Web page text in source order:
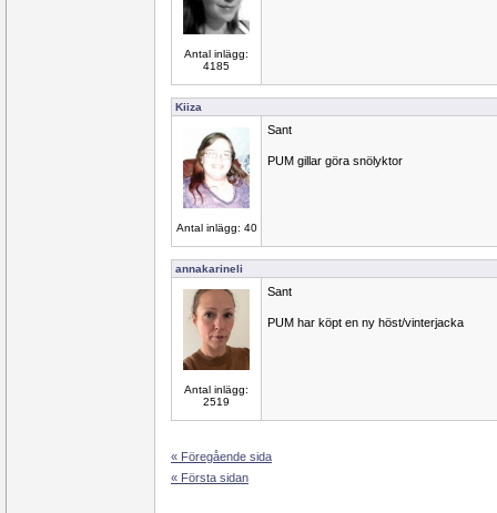
Antal inlägg:
4185
Kiiza
Antal inlägg: 40
Sant
PUM gillar göra snölyktor
annakarineli
Antal inlägg:
2519
Sant
PUM har köpt en ny höst/vinterjacka
« Föregående sida
« Första sidan